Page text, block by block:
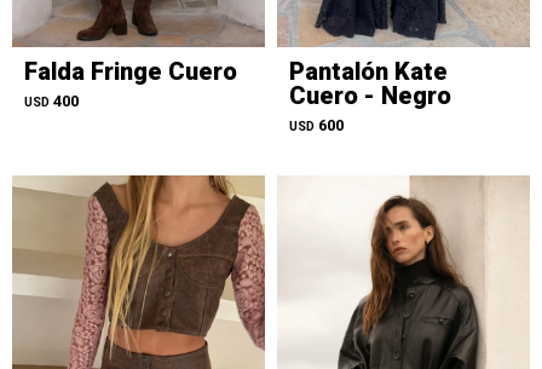
Falda Fringe Cuero
USD 400
Pantalón Kate
Cuero - Negro
USD 600